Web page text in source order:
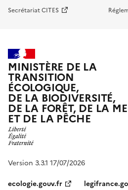
Secrétariat CITES
MINISTÈRE DE LA
TRANSITION
ÉCOLOGIQUE,
DE LA BIODIVERSITÉ,
DE LA FORÊT, DE LA
ET DE LA PÊCHE
Version 3.3.1 17/07/2026
ecologie.gouv.fr